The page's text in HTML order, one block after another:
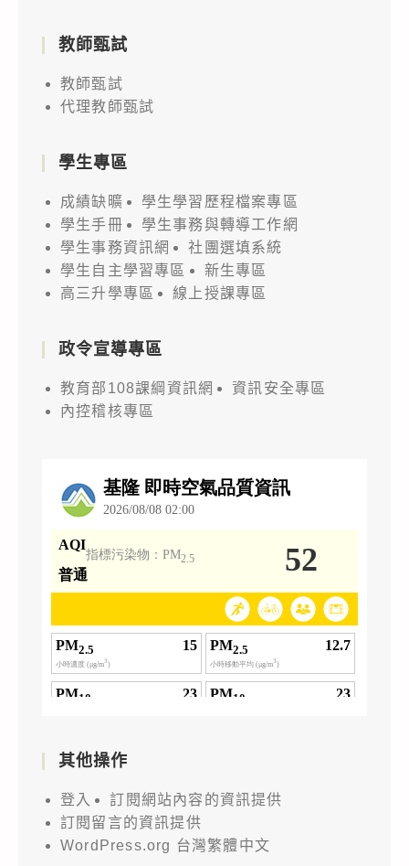
教師甄試
教師甄試
代理教師甄試
學生專區
成績缺曠
學生學習歷程檔案專區
學生手冊
學生事務與轉導工作網
學生事務資訊網
社團選填系統
學生自主學習專區
新生專區
高三升學專區
線上授課專區
政令宣導專區
教育部108課綱資訊網
資訊安全專區
內控稽核專區
其他操作
登入
訂閱網站內容的資訊提供
訂閱留言的資訊提供
WordPress.org 台灣繁體中文